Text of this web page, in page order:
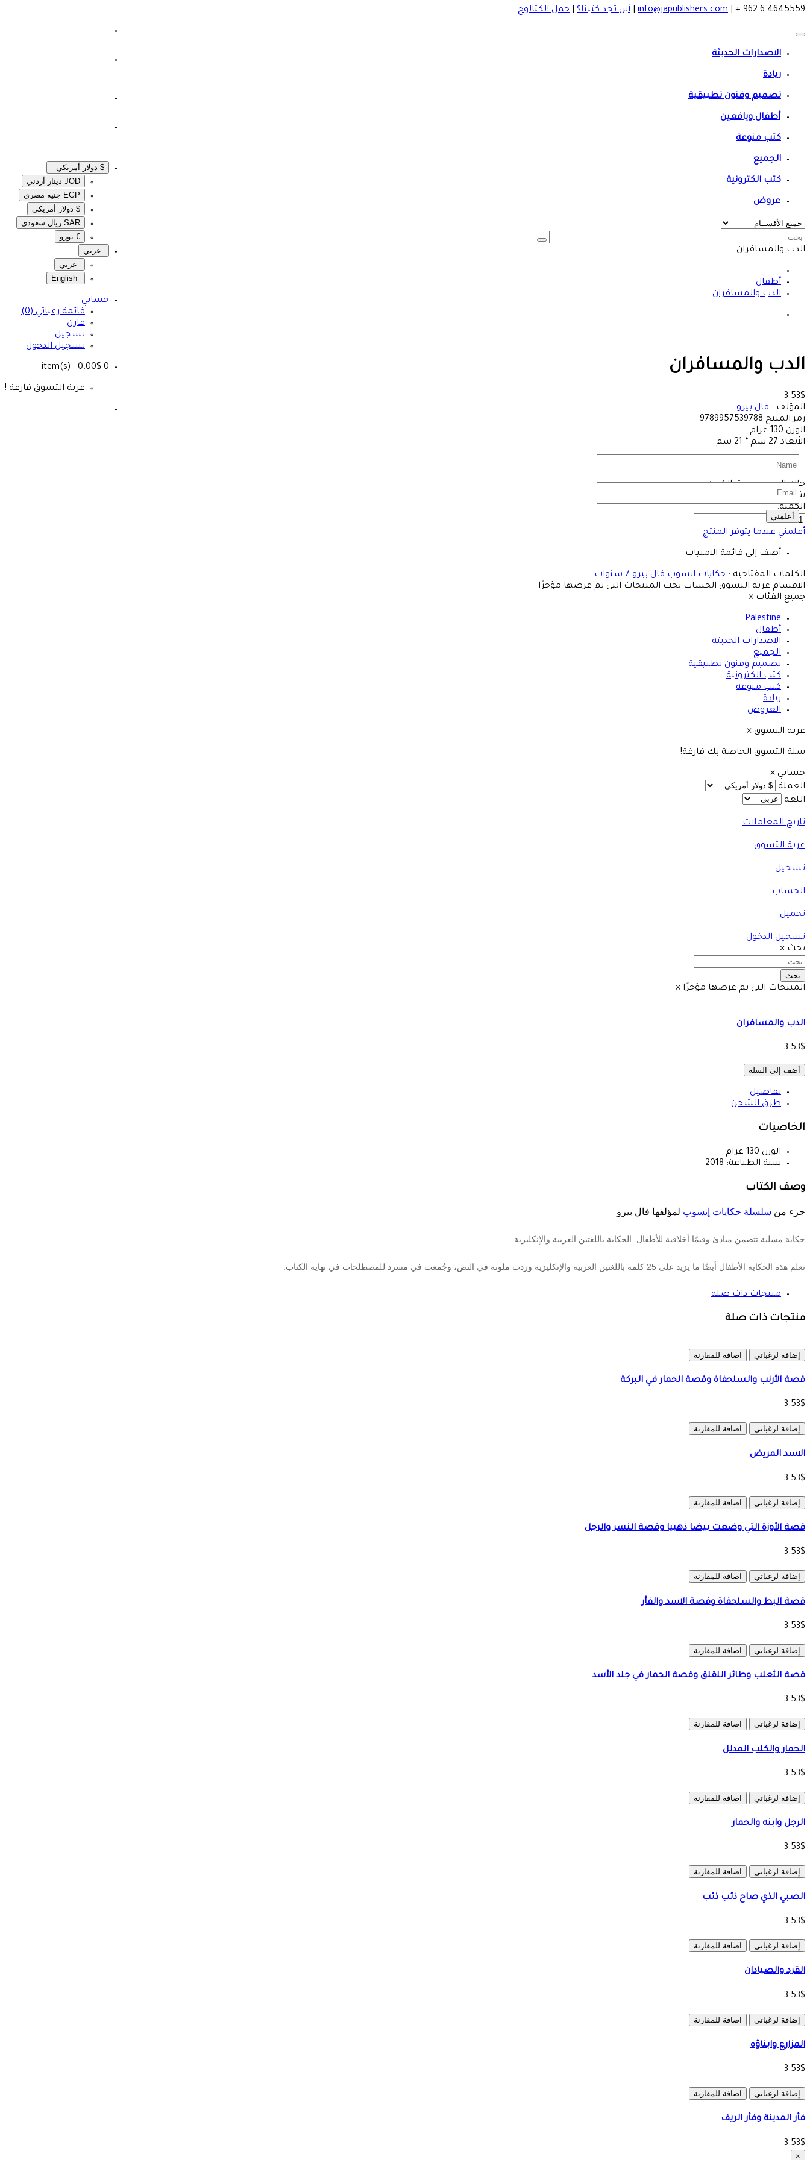
4645559 6 962 +
info@japublishers.com أين تجد كتبنا؟ حمل الكتالوج
$ دولار أمريكي
JOD دينار أردني
EGP جنيه مصرى‎
$ دولار أمريكي
SAR ريال سعودي
€ يورو
عربي
عربي
حسابي
قائمة رغباتي (0)
قارن
تسجيل
تسجيل الدخول
0
- 0.00$
عربة التسوق فارغة !
الاصدارات الحديثة
ريادة
تصميم وفنون تطبيقية
أطفال ويافعين
كتب منوعة
الجميع
كتب الكترونية
عروض
الدب والمسافران
أطفال
الدب والمسافران
الدب والمسافران
3.53$
المؤلف : فال بيرو
رمز المنتج 9789957539788
الوزن 130 غرام
الأبعاد 27 سم * 21 سم
سنة الطباعة:
حالة التوفر : نفذت الكمية
شوهد 6250 مرة
الكمية:
أعلمني عندما يتوفر المنتج
أعلمني
أضف إلى قائمة الامنيات
الكلمات المفتاحية : حكايات ايسوب فال بيرو 7 سنوات
الاقسام عربة التسوق الحساب بحث المنتجات التي تم عرضها مؤخرًا
جميع الفئات ×
Palestine
أطفال
الاصدارات الحديثة
الجميع
تصميم وفنون تطبيقية
كتب الكترونية
كتب منوعة
ريادة
العروض
عربة التسوق ×
سلة التسوق الخاصة بك فارغة!
حسابي ×
العملة
اللغة
تاريخ المعاملات
عربة التسوق
تسجيل
الحساب
تحميل
تسجيل الدخول
بحث ×
بحث
المنتجات التي تم عرضها مؤخرًا ×
الدب والمسافران
3.53$
أضف إلى السلة
تفاصيل
طرق الشحن
الخاصيات
الوزن 130 غرام
سنة الطباعة: 2018
وصف الكتاب
جزء من سلسلة حكايات إيسوب لمؤلفها فال بيرو
حكاية مسلية تتضمن مبادئ وقيمًا أخلاقية للأطفال. الحكاية باللغتين العربية والإنكليزية.
تعلم هذه الحكاية الأطفال أيضًا ما يزيد على 25 كلمة باللغتين العربية والإنكليزية وردت ملونة في النص، وجُمعت في مسرد للمصطلحات في نهاية الكتاب.
منتجات ذات صلة
منتجات ذات صلة
إضافة لرغباتي اضافة للمقارنة
قصة الأرنب والسلحفاة وقصة الحمار في البركة
3.53$
إضافة لرغباتي اضافة للمقارنة
الاسد المريض
3.53$
إضافة لرغباتي اضافة للمقارنة
قصة الأوزة التي وضعت بيضا ذهبيا وقصة النسر والرجل
3.53$
إضافة لرغباتي اضافة للمقارنة
قصة البط والسلحفاة وقصة الاسد والفأر
3.53$
إضافة لرغباتي اضافة للمقارنة
قصة الثعلب وطائر اللقلق وقصة الحمار في جلد الأسد
3.53$
إضافة لرغباتي اضافة للمقارنة
الحمار والكلب المدلل
3.53$
إضافة لرغباتي اضافة للمقارنة
الرجل وابنه والحمار
3.53$
إضافة لرغباتي اضافة للمقارنة
الصبي الذي صاح ذئب ذئب
3.53$
إضافة لرغباتي اضافة للمقارنة
القرد والصيادان
3.53$
إضافة لرغباتي اضافة للمقارنة
المزارع وابناؤه
3.53$
إضافة لرغباتي اضافة للمقارنة
فأر المدينة وفأر الريف
3.53$
×